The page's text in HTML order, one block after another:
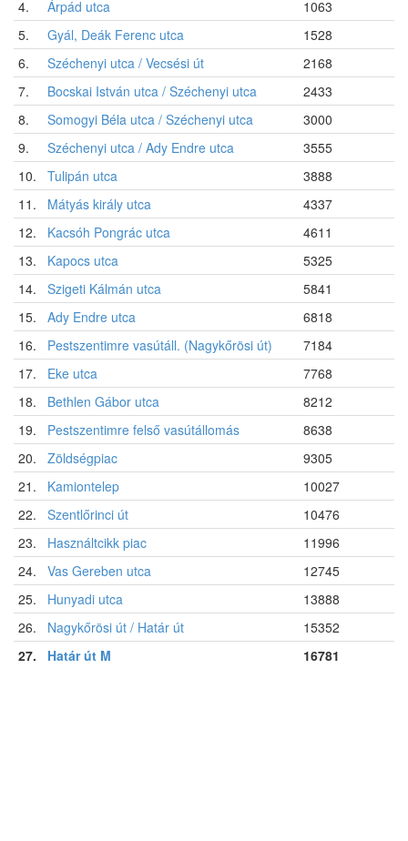
4.
Árpád utca
1063
5.
Gyál, Deák Ferenc utca
1528
6.
Széchenyi utca / Vecsési út
2168
7.
Bocskai István utca / Széchenyi utca
2433
8.
Somogyi Béla utca / Széchenyi utca
3000
9.
Széchenyi utca / Ady Endre utca
3555
10.
Tulipán utca
3888
11.
Mátyás király utca
4337
12.
Kacsóh Pongrác utca
4611
13.
Kapocs utca
5325
14.
Szigeti Kálmán utca
5841
15.
Ady Endre utca
6818
16.
Pestszentimre vasútáll. (Nagykőrösi út)
7184
17.
Eke utca
7768
18.
Bethlen Gábor utca
8212
19.
Pestszentimre felső vasútállomás
8638
20.
Zöldségpiac
9305
21.
Kamiontelep
10027
22.
Szentlőrinci út
10476
23.
Használtcikk piac
11996
24.
Vas Gereben utca
12745
25.
Hunyadi utca
13888
26.
Nagykőrösi út / Határ út
15352
27.
Határ út M 16781